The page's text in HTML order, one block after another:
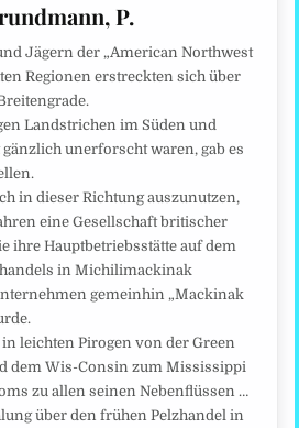
P.
Jägern der „American Northwest
Regionen erstreckten sich über
Landstrichen im Süden und
unerforscht waren, gab es
in dieser Richtung auszunutzen,
eine Gesellschaft britischer
ihre Hauptbetriebsstätte auf dem
in Michilimackinak
gemeinhin „Mackinak
leichten Pirogen von der Green
dem Wis-Consin zum Mississippi
zu allen seinen Nebenflüssen …
über den frühen Pelzhandel in